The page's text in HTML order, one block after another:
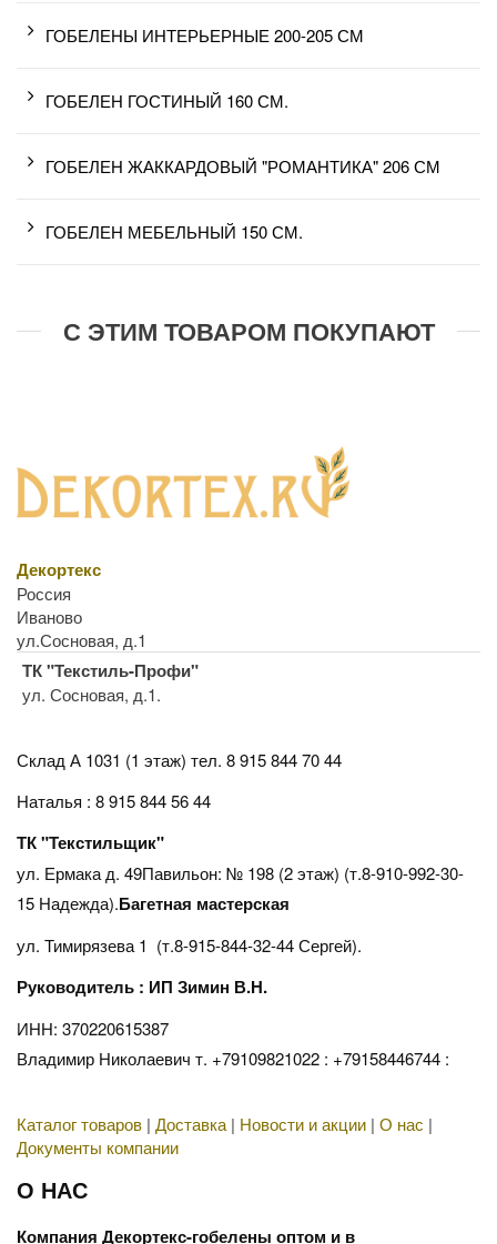
ГОБЕЛЕНЫ ИНТЕРЬЕРНЫЕ 200-205 СМ
ГОБЕЛЕН ГОСТИНЫЙ 160 СМ.
ГОБЕЛЕН ЖАККАРДОВЫЙ "РОМАНТИКА" 206 СМ
ГОБЕЛЕН МЕБЕЛЬНЫЙ 150 СМ.
С ЭТИМ ТОВАРОМ ПОКУПАЮТ
Декортекс
Россия
Иваново
ул.Сосновая, д.1
ТК "Текстиль-Профи"
ул. Сосновая, д.1.
Склад А 1031 (1 этаж) тел. 8 915 844 70 44
Наталья : 8 915 844 56 44
ТК "Текстильщик"
ул. Ермака д. 49Павильон: № 198 (2 этаж) (т.8-910-992-30-
15 Надежда).Багетная мастерская
ул. Тимирязева 1 (т.8-915-844-32-44 Сергей).
Руководитель : ИП Зимин В.Н.
ИНН: 370220615387
Владимир Николаевич т. +79109821022 : +79158446744 :
Каталог товаров | Доставка | Новости и акции | О нас |
Документы компании
О НАС
Компания Декортекс-гобелены оптом и в